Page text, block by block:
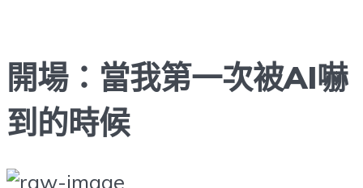
開場：當我第一次被AI嚇
到的時候